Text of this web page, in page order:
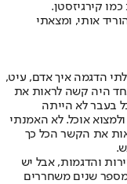
קירגיזסטן.
אותי, ומצאתי
הדגמה איך אדם, עיט,
היה קשה לראות את
בעבר לא הייתה
אוכל. לא האמנתי
את הקשר הכל כך
והדגמות, אבל יש
מספר שנים משחררים